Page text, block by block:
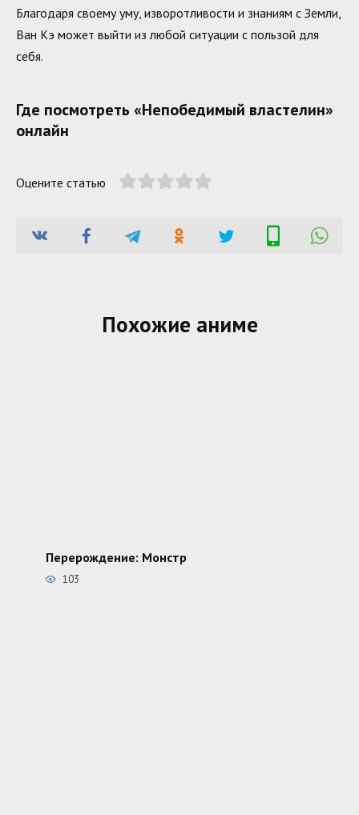
Благодаря своему уму, изворотливости и знаниям с Земли,
Ван Кэ может выйти из любой ситуации с пользой для
себя.
Где посмотреть «Непобедимый властелин»
онлайн
Оцените статью
Похожие аниме
Перерождение: Монстр
103